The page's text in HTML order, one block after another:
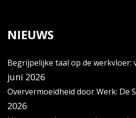
NIEUWS
Begrijpelijke taal op de werkvloer:
juni 2026
Oververmoeidheid door Werk: De
2026